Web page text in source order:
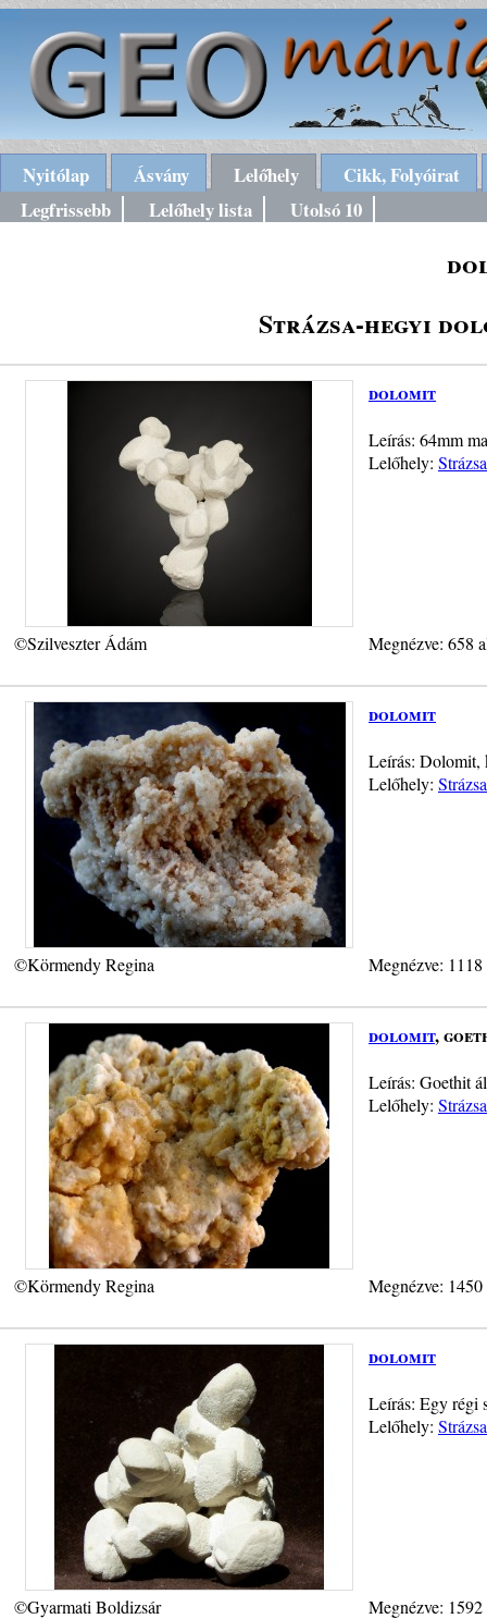
Nyitólap Ásvány Lelőhely
Cikk, Folyóirat
Legfrissebb
Lelőhely lista Utolsó 10
Strázsa-hegyi
dolomit
Leírás: 64mm
Lelőhely:
©Szilveszter Ádám Megnézve: 658
dolomit
Leírás: Dolomit,
Lelőhely:
©Körmendy Regina Megnézve:
dolomit,
Leírás: Goethit
Lelőhely:
©Körmendy Regina Megnézve:
dolomit
Leírás: Egy régi
Lelőhely:
©Gyarmati Boldizsár Megnézve: